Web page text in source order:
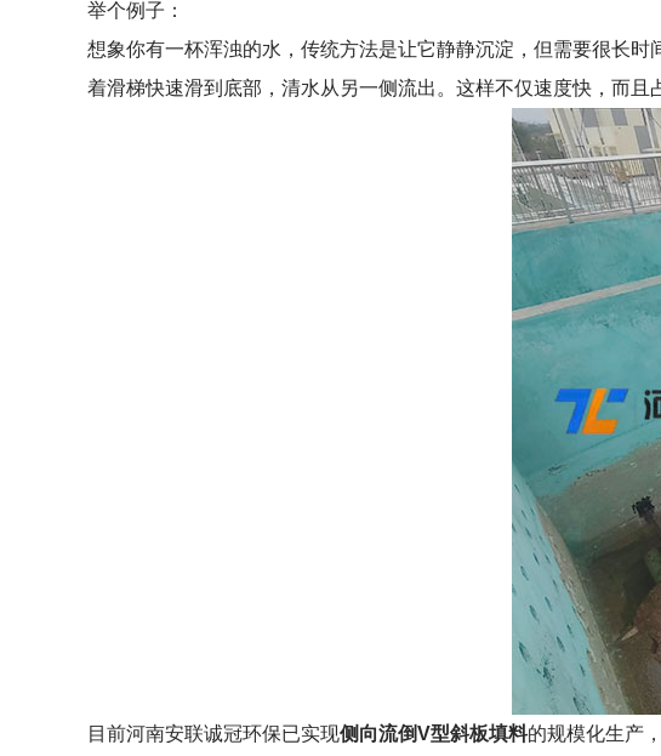
举个例子：
想象你有一杯浑浊的水，传统方法是让它静静沉淀，但需要很长
着滑梯快速滑到底部，清水从另一侧流出。这样不仅速度快，而且
目前河南安联诚冠环保已实现侧向流倒V型斜板填料的规模化生产